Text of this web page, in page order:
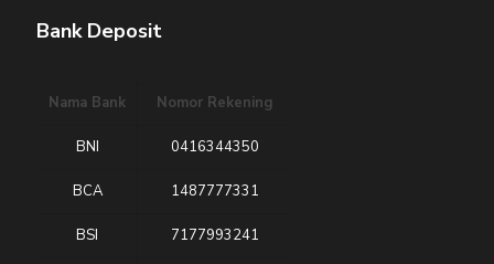
Bank Deposit
Nama Bank Nomor Rekening
BNI 0416344350
BCA 1487777331
BSI 7177993241